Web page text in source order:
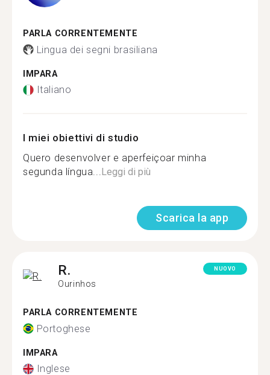
PARLA CORRENTEMENTE
Lingua dei segni brasiliana
IMPARA
Italiano
I miei obiettivi di studio
Quero desenvolver e aperfeiçoar minha
segunda língua...Leggi di più
Scarica la app
R.
Ourinhos
NUOVO
PARLA CORRENTEMENTE
Portoghese
IMPARA
Inglese